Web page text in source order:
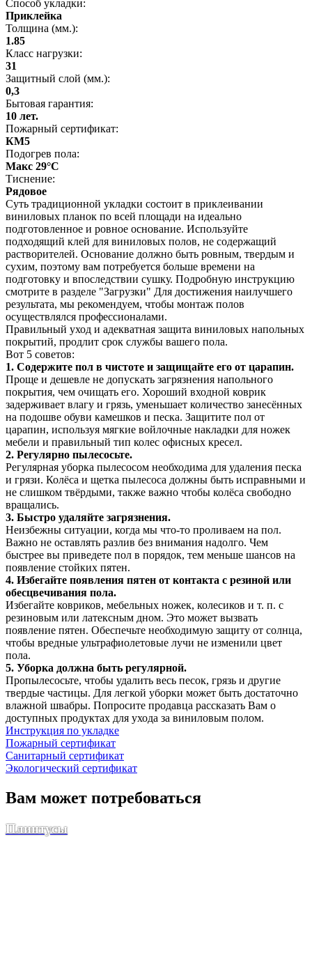
Способ укладки:
Приклейка
Толщина (мм.):
1.85
Класс нагрузки:
31
Защитный слой (мм.):
0,3
Бытовая гарантия:
10 лет.
Пожарный сертификат:
КМ5
Подогрев пола:
Макс 29°C
Тиснение:
Рядовое
Суть традиционной укладки состоит в приклеивании
виниловых планок по всей площади на идеально
подготовленное и ровное основание. Используйте
подходящий клей для виниловых полов, не содержащий
растворителей. Основание должно быть ровным, твердым и
сухим, поэтому вам потребуется больше времени на
подготовку и впоследствии сушку. Подробную инструкцию
смотрите в разделе "Загрузки" Для достижения наилучшего
результата, мы рекомендуем, чтобы монтаж полов
осуществлялся профессионалами.
Правильный уход и адекватная защита виниловых напольных
покрытий, продлит срок службы вашего пола.
Вот 5 советов:
1. Содержите пол в чистоте и защищайте его от царапин.
Проще и дешевле не допускать загрязнения напольного
покрытия, чем очищать его. Хороший входной коврик
задерживает влагу и грязь, уменьшает количество занесённых
на подошве обуви камешков и песка. Защитите пол от
царапин, используя мягкие войлочные накладки для ножек
мебели и правильный тип колес офисных кресел.
2. Регулярно пылесосьте.
Регулярная уборка пылесосом необходима для удаления песка
и грязи. Колёса и щетка пылесоса должны быть исправными и
не слишком твёрдыми, также важно чтобы колёса свободно
вращались.
3. Быстро удаляйте загрязнения.
Неизбежны ситуации, когда мы что-то проливаем на пол.
Важно не оставлять разлив без внимания надолго. Чем
быстрее вы приведете пол в порядок, тем меньше шансов на
появление стойких пятен.
4. Избегайте появления пятен от контакта с резиной или
обесцвечивания пола.
Избегайте ковриков, мебельных ножек, колесиков и т. п. с
резиновым или латексным дном. Это может вызвать
появление пятен. Обеспечьте необходимую защиту от солнца,
чтобы вредные ультрафиолетовые лучи не изменили цвет
пола.
5. Уборка должна быть регулярной.
Пропылесосьте, чтобы удалить весь песок, грязь и другие
твердые частицы. Для легкой уборки может быть достаточно
влажной швабры. Попросите продавца рассказать Вам о
доступных продуктах для ухода за виниловым полом.
Инструкция по укладке
Пожарный сертификат
Санитарный сертификат
Экологический сертификат
Вам может потребоваться
Плинтусы